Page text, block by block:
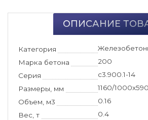
ОПИСАНИЕ
Категория
Марка бетона
200
Серия
с3.900.1-14
Размеры, мм
1160/1000x590
Объем, м3
0.16
Вес, т
0.4